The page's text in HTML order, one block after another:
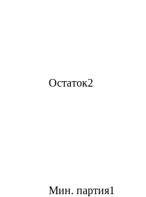
Остаток2
Мин. партия1